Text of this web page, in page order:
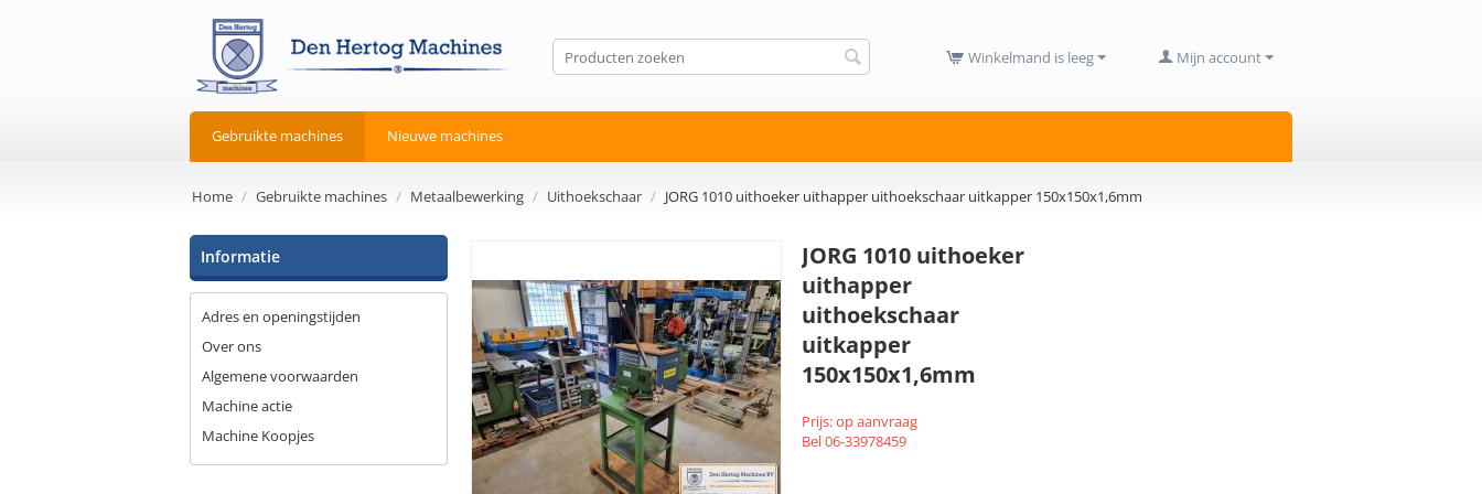
Mijn account
Winkelmand is leeg
Gebruikte machines Nieuwe machines
Home / Gebruikte machines / Metaalbewerking / Uithoekschaar / JORG 1010 uithoeker uithapper uithoekschaar uitkapper 150x150x1,6mm
Informatie
Adres en openingstijden
Over ons
Algemene voorwaarden
Machine actie
Machine Koopjes
JORG 1010 uithoeker
uithapper
uithoekschaar
uitkapper
150x150x1,6mm
Prijs: op aanvraag
Bel 06-33978459